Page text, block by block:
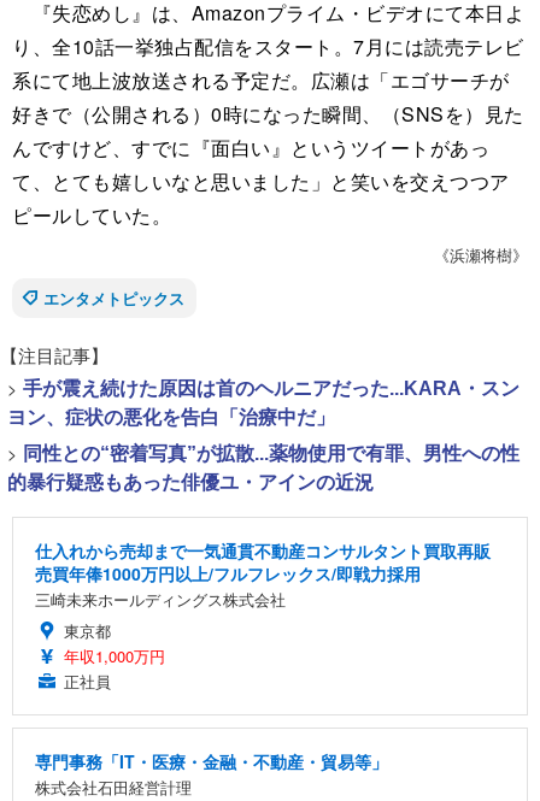
『失恋めし』は、Amazonプライム・ビデオにて本日よ
り、全10話一挙独占配信をスタート。7月には読売テレビ
系にて地上波放送される予定だ。広瀬は「エゴサーチが
好きで（公開される）0時になった瞬間、（SNSを）見た
んですけど、すでに『面白い』というツイートがあっ
て、とても嬉しいなと思いました」と笑いを交えつつア
ピールしていた。
《浜瀬将樹》
エンタメトピックス
【注目記事】
> 手が震え続けた原因は首のヘルニアだった...KARA・スン
ヨン、症状の悪化を告白「治療中だ」
> 同性との“密着写真”が拡散...薬物使用で有罪、男性への性
的暴行疑惑もあった俳優ユ・アインの近況
仕入れから売却まで一気通貫不動産コンサルタント買取再販
売買年俸1000万円以上/フルフレックス/即戦力採用
三崎未来ホールディングス株式会社
東京都
年収1,000万円
正社員
専門事務「IT・医療・金融・不動産・貿易等」
株式会社石田経営計理